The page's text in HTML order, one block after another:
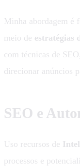
Minha abordagem é
meio de estratégias
com técnicas de
direcionar anúncios
SEO e
Uso recursos de
processos e